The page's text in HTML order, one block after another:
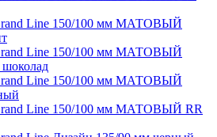
Line 150/100 мм МАТОВЫЙ
Line 150/100 мм МАТОВЫЙ
Line 150/100 мм МАТОВЫЙ
Line 150/100 мм МАТОВЫЙ RR